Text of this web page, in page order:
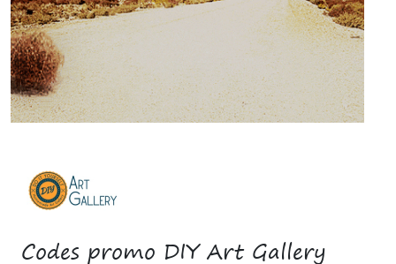
Codes promo DIY Art Gallery